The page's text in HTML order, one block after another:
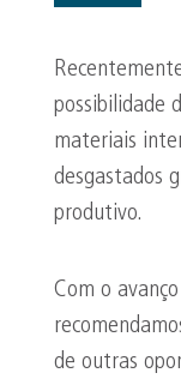
possibilidade
materiais
desgastados
produtivo.
Com o
de outras